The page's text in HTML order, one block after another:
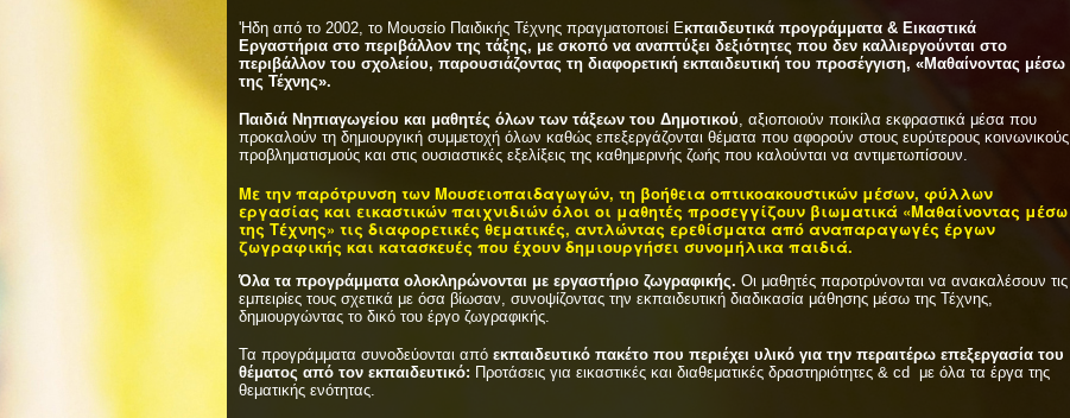
'Ηδη από το 2002, το Μουσείο Παιδικής Τέχνης πραγματοποιεί Εκπαιδευτικά προγράμματα & Εικαστικά
Εργαστήρια στο περιβάλλον της τάξης, με σκοπό να αναπτύξει δεξιότητες που δεν καλλιεργούνται στο
περιβάλλον του σχολείου, παρουσιάζοντας τη διαφορετική εκπαιδευτική του προσέγγιση, «Mαθαίνοντας μέσω
της Τέχνης».
Παιδιά Νηπιαγωγείου και μαθητές όλων των τάξεων του Δημοτικού, αξιοποιούν ποικίλα εκφραστικά μέσα που
προκαλούν τη δημιουργική συμμετοχή όλων καθώς επεξεργάζονται θέματα που αφορούν στους ευρύτερους κοινωνικούς
προβληματισμούς και στις ουσιαστικές εξελίξεις της καθημερινής ζωής που καλούνται να αντιμετωπίσουν.
Με την παρότρυνση των Μουσειοπαιδαγωγών, τη βοήθεια οπτικοακουστικών μέσων, φύλλων
εργασίας και εικαστικών παιχνιδιών όλοι οι μαθητές προσεγγίζουν βιωματικά «Μαθαίνοντας μέσω
της Τέχνης» τις διαφορετικές θεματικές, αντλώντας ερεθίσματα από αναπαραγωγές έργων
ζωγραφικής και κατασκευές που έχουν δημιουργήσει συνομήλικα παιδιά.
Όλα τα προγράμματα ολοκληρώνονται με εργαστήριο ζωγραφικής. Οι μαθητές παροτρύνονται να ανακαλέσουν τις
εμπειρίες τους σχετικά με όσα βίωσαν, συνοψίζοντας την εκπαιδευτική διαδικασία μάθησης μέσω της Τέχνης,
δημιουργώντας το δικό του έργο ζωγραφικής.
Τα προγράμματα συνοδεύονται από εκπαιδευτικό πακέτο που περιέχει υλικό για την περαιτέρω επεξεργασία του
θέματος από τον εκπαιδευτικό: Προτάσεις για εικαστικές και διαθεματικές δραστηριότητες & cd με όλα τα έργα της
θεματικής ενότητας.